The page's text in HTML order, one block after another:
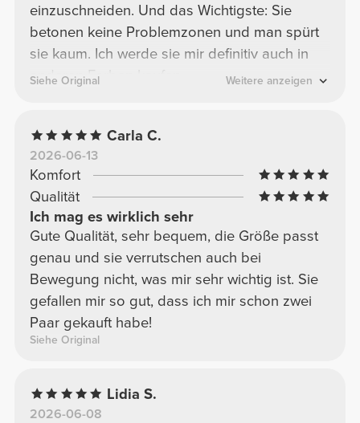
einzuschneiden. Und das Wichtigste: Sie
betonen keine Problemzonen und man spürt
sie kaum. Ich werde sie mir definitiv auch in
anderen Farben kaufen.
Siehe Original Weitere anzeigen
Carla C.
2026-06-13
Komfort
Qualität
Ich mag es wirklich sehr
Gute Qualität, sehr bequem, die Größe passt
genau und sie verrutschen auch bei
Bewegung nicht, was mir sehr wichtig ist. Sie
gefallen mir so gut, dass ich mir schon zwei
Paar gekauft habe!
Siehe Original
Lidia S.
2026-06-08